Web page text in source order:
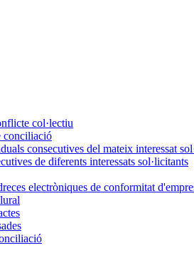
col·lectiu
conciliació
consecutives del mateix interessat
de diferents interessats sol·licitants
electròniques de conformitat